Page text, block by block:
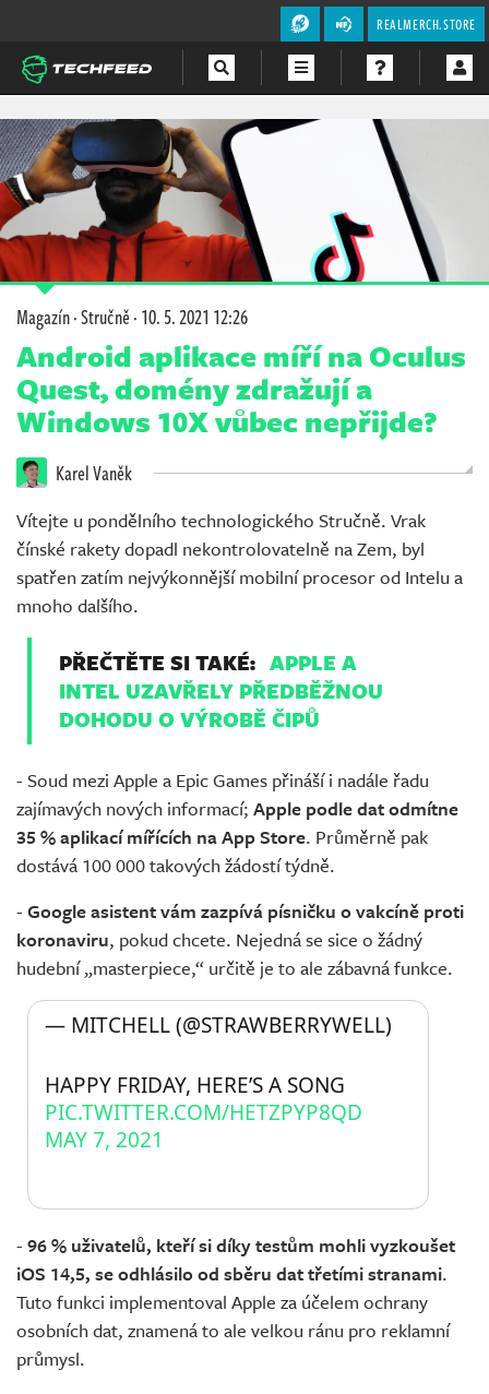
REALMERCH.STORE
Magazín
Videa
Soutěže
Magazín·Stručně·10. 5. 2021 12:26
Android aplikace míří na Oculus
Quest, domény zdražují a
Windows 10X vůbec nepřijde?
Karel Vaněk
Vítejte u pondělního technologického Stručně. Vrak
čínské rakety dopadl nekontrolovatelně na Zem, byl
spatřen zatím nejvýkonnější mobilní procesor od Intelu a
mnoho dalšího.
PŘEČTĚTE SI TAKÉ: APPLE A
INTEL UZAVŘELY PŘEDBĚŽNOU
DOHODU O VÝROBĚ ČIPŮ
- Soud mezi Apple a Epic Games přináší i nadále řadu
zajímavých nových informací; Apple podle dat odmítne
35 % aplikací mířících na App Store. Průměrně pak
dostává 100 000 takových žádostí týdně.
- Google asistent vám zazpívá písničku o vakcíně proti
koronaviru, pokud chcete. Nejedná se sice o žádný
hudební „masterpiece,“ určitě je to ale zábavná funkce.
PIC.TWITTER.COM/HETZPYP8QD
— MITCHELL (@STRAWBERRYWELL)
MAY 7, 2021
- 96 % uživatelů, kteří si díky testům mohli vyzkoušet
iOS 14,5, se odhlásilo od sběru dat třetími stranami.
Tuto funkci implementoval Apple za účelem ochrany
osobních dat, znamená to ale velkou ránu pro reklamní
průmysl.